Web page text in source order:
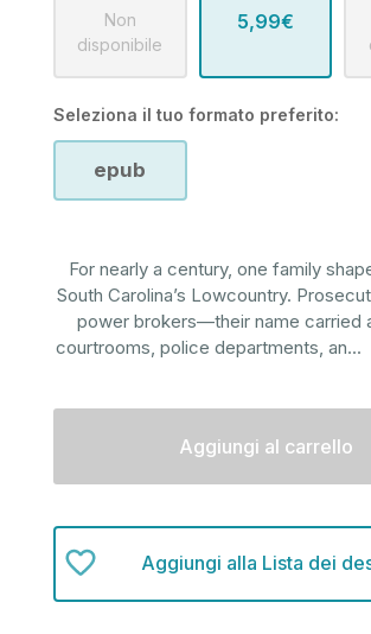
Non
disponibile
5,99€
Seleziona il tuo formato preferito:
epub
For nearly a century, one family
South Carolina’s Lowcountry.
power brokers—their name carried
courtrooms, police departments, an...
Aggiungi alla Lista dei